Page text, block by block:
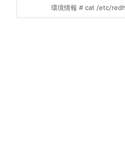
環境情報 # cat /etc/